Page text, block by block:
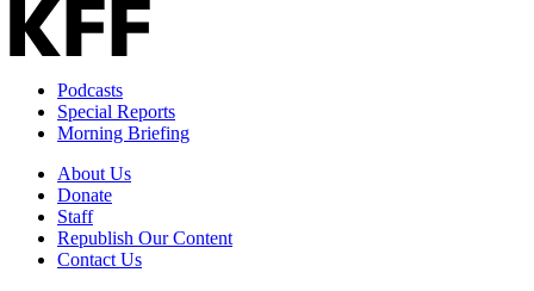
Podcasts
Special Reports
Morning Briefing
About Us
Donate
Staff
Republish Our Content
Contact Us